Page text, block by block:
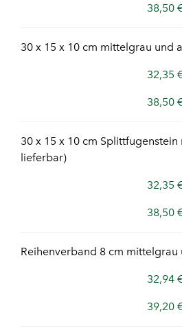
38,50
30 x 15 x 10 cm mittelgrau und
32,35
38,50
30 x 15 x 10 cm
lieferbar)
32,35
38,50
Reihenverband 8 cm mittelgrau
32,94
39,20